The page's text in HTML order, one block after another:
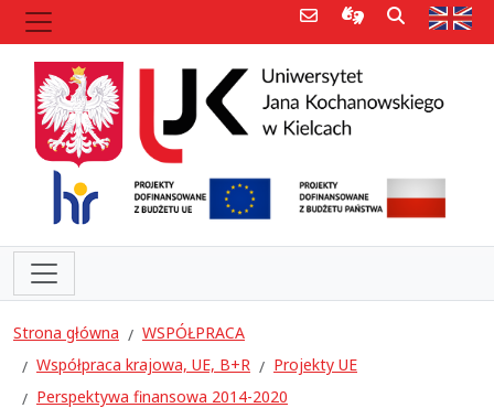
Poczta e-mailInformacje dla
Szukaj
Strona główna
WSPÓŁPRACA
Współpraca krajowa, UE, B+R
Projekty UE
Perspektywa finansowa 2014-2020